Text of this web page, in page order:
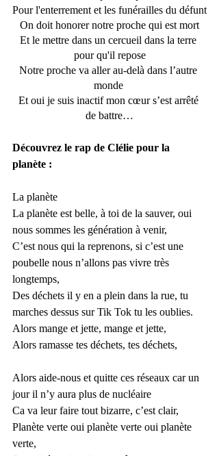
Pour l'enterrement et les funérailles du défunt
On doit honorer notre proche qui est mort
Et le mettre dans un cercueil dans la terre
pour qu'il repose
Notre proche va aller au-delà dans l’autre
monde
Et oui je suis inactif mon cœur s’est arrêté
de battre…
Découvrez le rap de Clélie pour la
planète :
La planète
La planète est belle, à toi de la sauver, oui
nous sommes les génération à venir,
C’est nous qui la reprenons, si c’est une
poubelle nous n’allons pas vivre très
longtemps,
Des déchets il y en a plein dans la rue, tu
marches dessus sur Tik Tok tu les oublies.
Alors mange et jette, mange et jette,
Alors ramasse tes déchets, tes déchets,
Alors aide-nous et quitte ces réseaux car un
jour il n’y aura plus de nucléaire
Ca va leur faire tout bizarre, c’est clair,
Planète verte oui planète verte oui planète
verte,